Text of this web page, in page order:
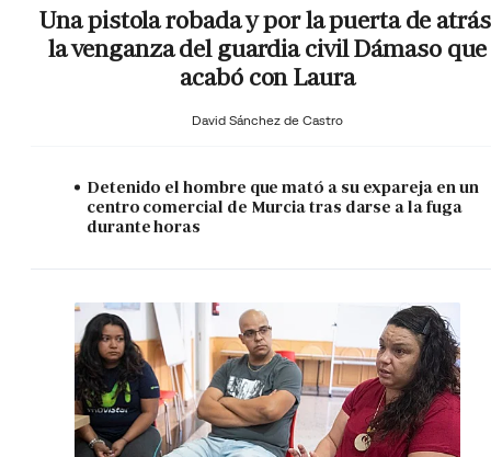
Una pistola robada y por la puerta de
la venganza del guardia civil Dámaso que
acabó con Laura
David Sánchez de Castro
Detenido el hombre que mató a su expareja en un
centro comercial de Murcia tras darse a la fuga
durante horas